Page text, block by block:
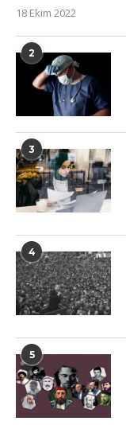
18 Ekim 2022
2
3
4
5